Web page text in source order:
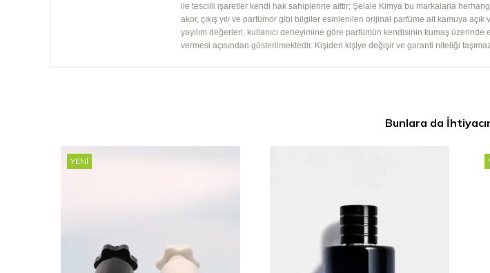
ile tescilli işaretler kendi hak sahiplerine aittir; Şelale Kimya bu markalarla
akor, çıkış yılı ve parfümör gibi bilgiler esinlenilen orijinal parfüme ait kamuya açık
yayılım değerleri, kullanıcı deneyimine göre parfümün kendisinin kumaş
vermesi açısından gösterilmektedir. Kişiden kişiye değişir ve garanti niteliği
Bunlara da
YENI